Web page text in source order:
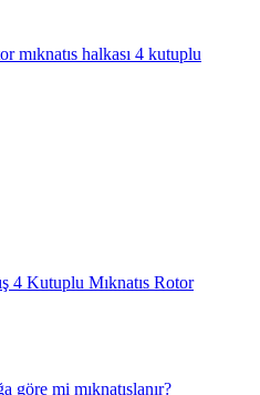
mıknatıs halkası 4 kutuplu
4 Kutuplu Mıknatıs Rotor
göre mi mıknatıslanır?